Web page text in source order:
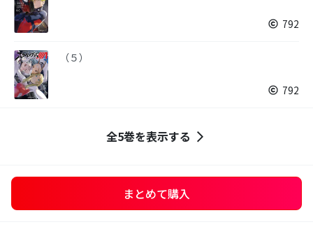
792
（５）
792
全5巻を表示する
まとめて購入